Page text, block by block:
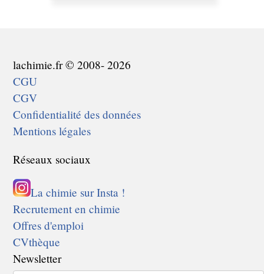
lachimie.fr © 2008- 2026
CGU
CGV
Confidentialité des données
Mentions légales
Réseaux sociaux
La chimie sur Insta !
Recrutement en chimie
Offres d'emploi
CVthèque
Newsletter